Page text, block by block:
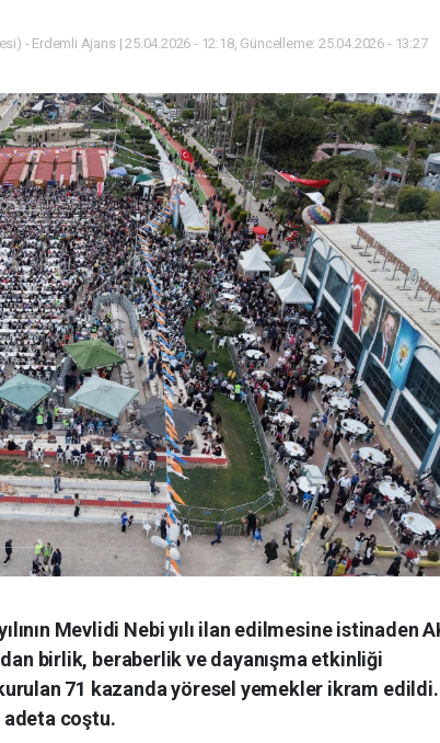
- Erdemli Ajans | 25.04.2026 - 12:18, Güncelleme: 25.04.2026 - 13:27
Mevlidi Nebi yılı ilan edilmesine istinaden
birlik, beraberlik ve dayanışma etkinliği
71 kazanda yöresel yemekler ikram edildi.
adeta coştu.